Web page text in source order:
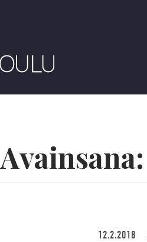
Avainsana:
12.2.2018